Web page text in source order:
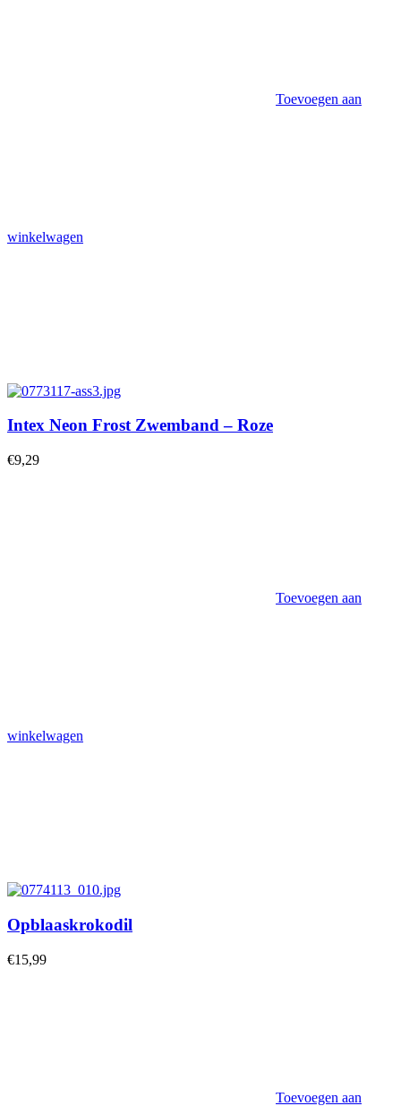
Toevoegen aan
winkelwagen
Intex Neon Frost Zwemband – Roze
€9,29
Toevoegen aan
winkelwagen
Opblaaskrokodil
€15,99
Toevoegen aan